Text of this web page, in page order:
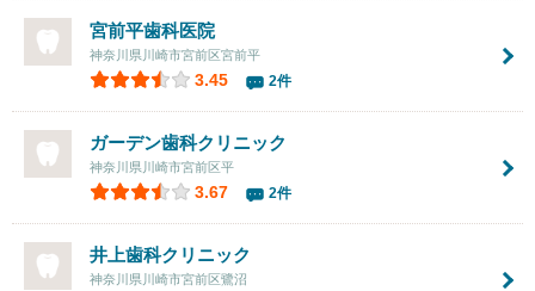
宮前平歯科医院
神奈川県川崎市宮前区宮前平
3.45 2件
ガーデン歯科クリニック
神奈川県川崎市宮前区平
3.67 2件
井上歯科クリニック
神奈川県川崎市宮前区鷺沼